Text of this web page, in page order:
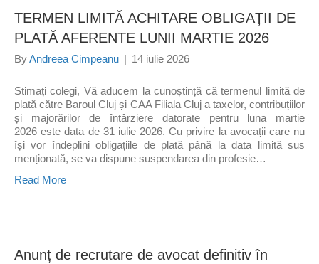
TERMEN LIMITĂ ACHITARE OBLIGAȚII DE
PLATĂ AFERENTE LUNII MARTIE 2026
ByAndreea Cimpeanu | 14 iulie 2026
Stimați colegi, Vă aducem la cunoștință că termenul limită de
plată către Baroul Cluj și CAA Filiala Cluj a taxelor, contribuțiilor
și majorărilor de întârziere datorate pentru luna martie
2026 este data de 31 iulie 2026. Cu privire la avocații care nu
își vor îndeplini obligațiile de plată până la data limită sus
menționată, se va dispune suspendarea din profesie…
Read More
Anunț de recrutare de avocat definitiv în